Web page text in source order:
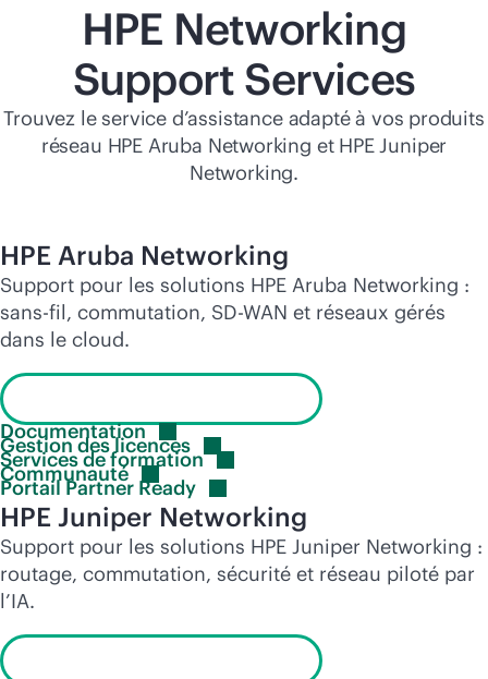
HPE Networking
Support Services
Trouvez le service d’assistance adapté à vos produits
réseau HPE Aruba Networking et HPE Juniper
Networking.
HPE Aruba Networking
Support pour les solutions HPE Aruba Networking :
sans-fil, commutation, SD-WAN et réseaux gérés
dans le cloud.
Documentation
Gestion deslicences
Services deformation
Communauté
Portail Partner Ready
HPE Juniper Networking
Support pour les solutions HPE Juniper Networking :
routage, commutation, sécurité et réseau piloté par
l’IA.